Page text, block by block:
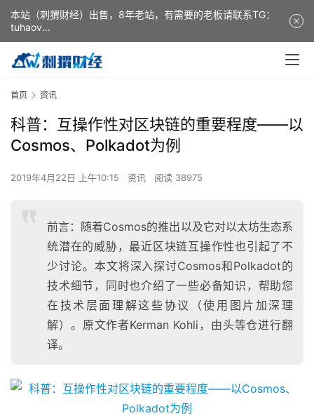
首页 资讯
科普：互操作性对区块链的重要程度——以
Cosmos、Polkadot为例
2019年4月22日 上午10:15 资讯 阅读 38975
前言：随着Cosmos的推出以及它对以太坊生态系
统潜在的威胁，最近区块链互操作性也引起了不
少讨论。本文将深入探讨Cosmos和Polkadot的
技术细节，同时也介绍了一些必备知识，帮助您
在技术层面理解这些协议（使用图片加深理
解）。原文作者Kerman Kohli，由头等仓进行翻
译。
本站（刺猬财经）出售，8年老站，有需要的老板请联系TG：
tuhaov
This website (ciweicaijing) is for sale. It is a 8-year-old
website. If you need it, please contact TG: tuhaov